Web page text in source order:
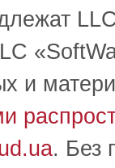
и
. Без